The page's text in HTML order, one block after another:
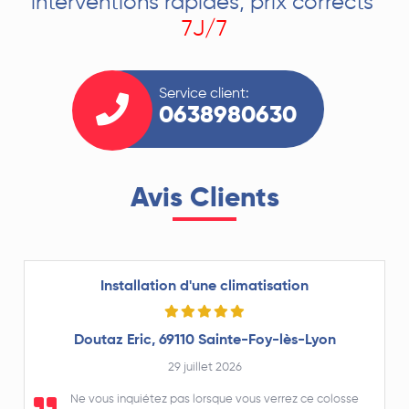
7J/7
Service client:
0638980630
Avis Clients
Installation d'une climatisation
Doutaz Eric, 69110 Sainte-Foy-lès-Lyon
29 juillet 2026
Ne vous inquiétez pas lorsque vous verrez ce colosse